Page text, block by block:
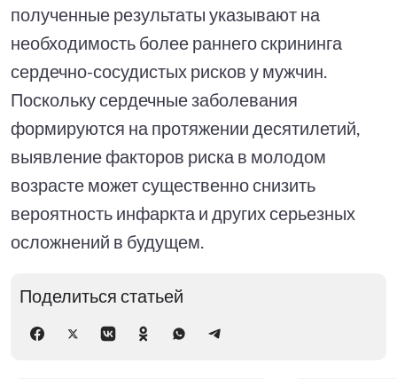
полученные результаты указывают на
необходимость более раннего скрининга
сердечно-сосудистых рисков у мужчин.
Поскольку сердечные заболевания
формируются на протяжении десятилетий,
выявление факторов риска в молодом
возрасте может существенно снизить
вероятность инфаркта и других серьезных
осложнений в будущем.
Поделиться статьей